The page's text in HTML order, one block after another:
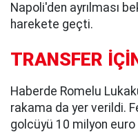
Napoli'den ayrılması
harekete geçti.
TRANSFER
Haberde Romelu
rakama da yer verildi.
golcüyü 10 milyon euro